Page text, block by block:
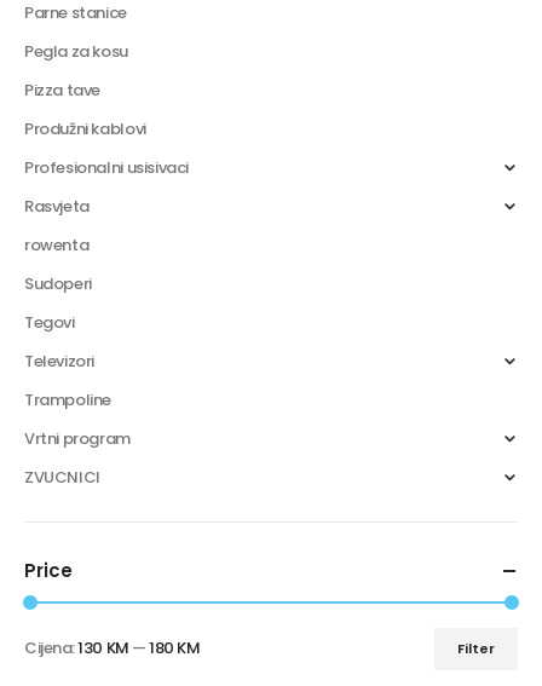
Parne stanice
Pegla za kosu
Pizza tave
Produžni kablovi
Profesionalni usisivaci
Rasvjeta
rowenta
Sudoperi
Tegovi
Televizori
Trampoline
Vrtni program
ZVUCNICI
Price
Filter
Cijena:130 KM —180 KM